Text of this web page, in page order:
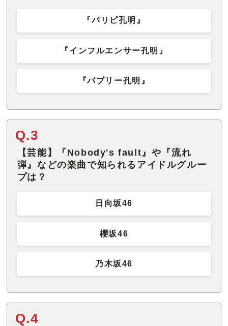
『パリピ孔明』
『インフルエンサー孔明』
『バブリー孔明』
Q.3
【芸能】『Nobody's fault』や『流れ
弾』などの楽曲で知られるアイドルグルー
プは？
日向坂46
櫻坂46
乃木坂46
Q.4